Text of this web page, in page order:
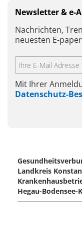
Newsletter & e-
Nachrichten,
neuesten E-
Mit Ihrer
Datenschutz-
Landkreis
Hegau-Bodensee-